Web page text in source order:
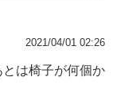
2021/04/01 02:26
は椅子が何個か